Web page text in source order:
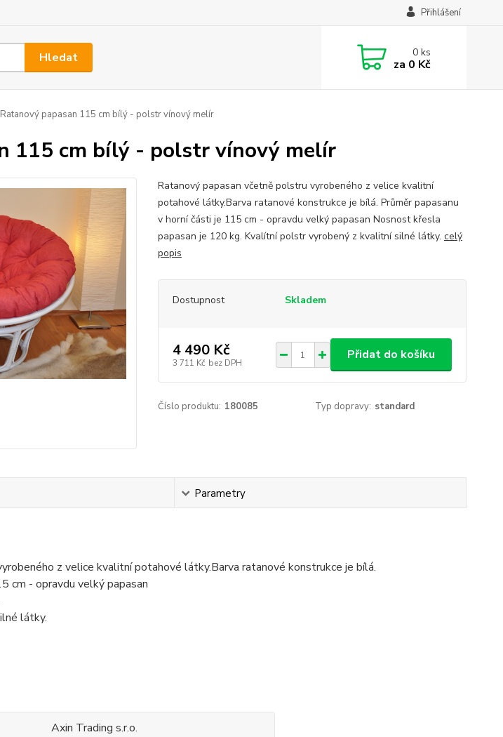
Přihlášení
Hledat 0ks
za 0 Kč
Ratanový papasan 115 cm bílý - polstr vínový melír
115 cm bílý - polstr vínový melír
Ratanový papasan včetně polstru vyrobeného z velice kvalitní
potahové látky.Barva ratanové konstrukce je bílá. Průměr papasanu
v horní části je 115 cm - opravdu velký papasan Nosnost křesla
papasan je 120 kg. Kvalítní polstr vyrobený z kvalitní silné látky. celý
popis
Dostupnost Skladem
4 490 Kč
3 711 Kč bez DPH
Přidat do košíku
Číslo produktu: 180085 Typ dopravy: standard
Parametry
z velice kvalitní potahové látky.Barva ratanové konstrukce je bílá.
cm - opravdu velký papasan
látky.
Axin Trading s.r.o.